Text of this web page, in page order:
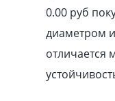
0.00 pуб
диаметром
отличается